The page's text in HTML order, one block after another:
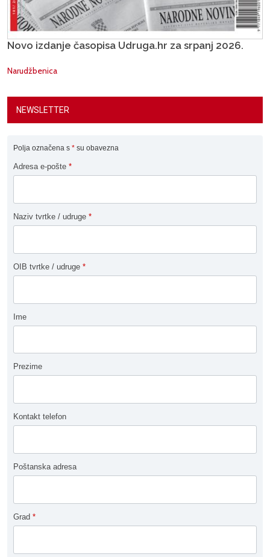
Novo izdanje časopisa Udruga.hr za srpanj 2026.
Narudžbenica
NEWSLETTER
Polja označena s * su obavezna
Adresa e-pošte *
Naziv tvrtke / udruge *
OIB tvrtke / udruge *
Ime
Prezime
Kontakt telefon
Poštanska adresa
Grad *